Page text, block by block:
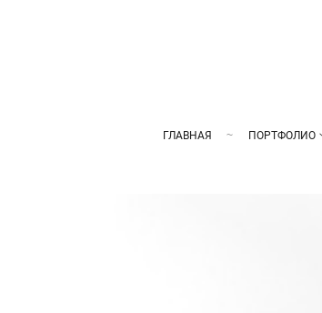
ГЛАВНАЯ ПОРТФОЛИО